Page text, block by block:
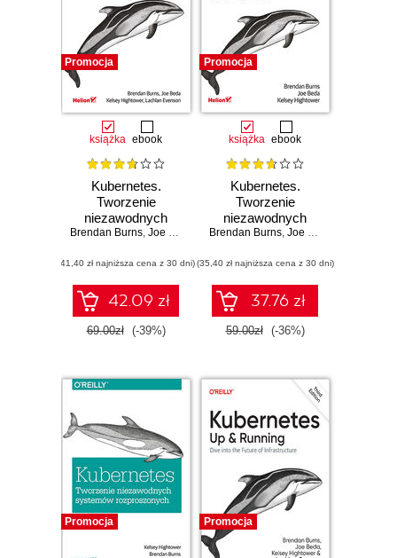
Promocja
książka ebook
Kubernetes.
Tworzenie
niezawodnych
systemów
Wydanie III
Brendan Burns, Joe Beda Kelsey Hightower,Lachlan Evenson
(41,40 zł najniższa cena z 30 dni)
42.09 zł
69.00zł (-39%)
Promocja
książka ebook
Kubernetes.
Tworzenie
niezawodnych
systemów
Wydanie II
Brendan Burns, Joe Beda
(35,40 zł najniższa cena z 30 dni)
37.76 zł
59.00zł (-36%)
Promocja Promocja